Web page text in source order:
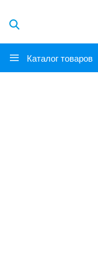
Каталог товаров